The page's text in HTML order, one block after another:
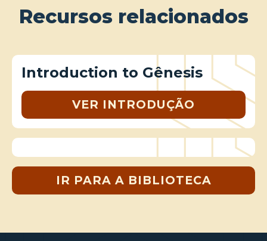
Recursos relacionados
Introduction to Gênesis
VER INTRODUÇÃO
IR PARA A BIBLIOTECA